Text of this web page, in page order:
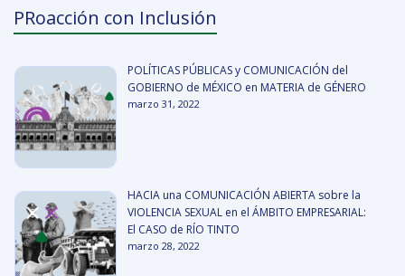
PRoacción con Inclusión
POLÍTICAS PÚBLICAS y COMUNICACIÓN del
GOBIERNO de MÉXICO en MATERIA de GÉNERO
marzo 31, 2022
HACIA una COMUNICACIÓN ABIERTA sobre la
VIOLENCIA SEXUAL en el ÁMBITO EMPRESARIAL:
El CASO de RÍO TINTO
marzo 28, 2022